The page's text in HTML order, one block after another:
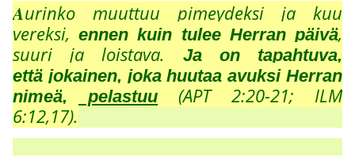
Aurinko muuttuu pimeydeksi ja kuu
vereksi,ennen kuin tulee Herran päivä,
suuri ja loistava.
Ja on tapahtuva,
että jokainen, joka huutaa avuksi Herran
nimeä, pelastuu
(APT 2:20-21; ILM
6:12,17).